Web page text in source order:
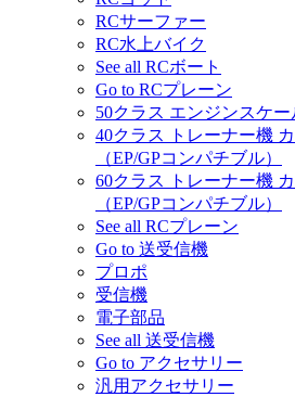
RCサーファー
RC水上バイク
See all RCボート
Go to RCプレーン
50クラス エンジンスケ
40クラス トレーナー機
（EP/GPコンパチブル）
60クラス トレーナー機
（EP/GPコンパチブル）
See all RCプレーン
Go to 送受信機
プロポ
受信機
電子部品
See all 送受信機
Go to アクセサリー
汎用アクセサリー